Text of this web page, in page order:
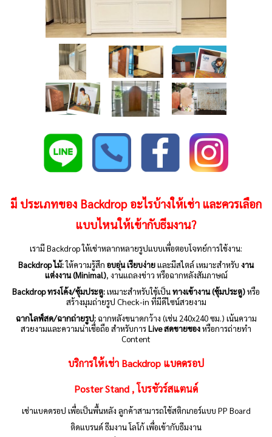
มี ประเภทของ Backdrop อะไรบ้างให้เช่า และควรเลือก
แบบไหนให้เข้ากับธีมงาน?
เรามี Backdrop ให้เช่าหลากหลายรูปแบบเพื่อตอบโจทย์การใช้งาน:
Backdrop ไม้:ให้ความรู้สึก อบอุ่น เรียบง่ายและมีสไตล์ เหมาะสำหรับ งาน
แต่งงาน (Minimal), งานแถลงข่าว หรือฉากหลังสัมภาษณ์
Backdrop ทรงโค้ง/ซุ้มประตู:เหมาะสำหรับใช้เป็นทางเข้างาน (ซุ้มประตู)หรือ
สร้างมุมถ่ายรูป Check-in ที่มีดีไซน์สวยงาม
ฉากไลฟ์สด/ฉากถ่ายรูป:ฉากหลังขนาดกว้าง (เช่น 240x240 ซม.) เน้นความ
สวยงามและความน่าเชื่อถือ สำหรับการLive สดขายของหรือการถ่ายทำ
Content
บริการให้เช่า Backdrop แบคดรอป
Poster Stand , โบรชัวร์สแตนด์
เช่าแบคดรอป เพื่อเป็นพื้นหลัง ลูกค้าสามารถใช้สติกเกอร์แบบ PP Board
ติดแบรนด์ ธีมงาน โลโก้ เพื่อเข้ากับธีมงาน